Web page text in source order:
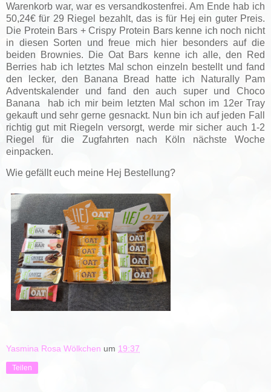
Warenkorb war, war es versandkostenfrei. Am Ende hab ich
50,24€ für 29 Riegel bezahlt, das is für Hej ein guter Preis.
Die Protein Bars + Crispy Protein Bars kenne ich noch nicht
in diesen Sorten und freue mich hier besonders auf die
beiden Brownies. Die Oat Bars kenne ich alle, den Red
Berries hab ich letztes Mal schon einzeln bestellt und fand
den lecker, den Banana Bread hatte ich Naturally Pam
Adventskalender und fand den auch super und Choco
Banana hab ich mir beim letzten Mal schon im 12er Tray
gekauft und sehr gerne gesnackt. Nun bin ich auf jeden Fall
richtig gut mit Riegeln versorgt, werde mir sicher auch 1-2
Riegel für die Zugfahrten nach Köln nächste Woche
einpacken.
Wie gefällt euch meine Hej Bestellung?
Yasmina Rosa Wölkchen um 19:37
Teilen